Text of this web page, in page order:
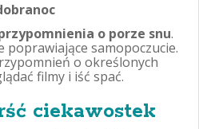
o porze snu.
poprawiające samopoczucie.
o określonych
filmy i iść spać.
ciekawostek